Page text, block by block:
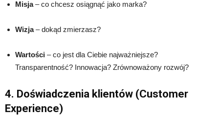
Misja– co chcesz osiągnąć jako marka?
Wizja– dokąd zmierzasz?
Wartości – co jest dla Ciebie najważniejsze?
Transparentność? Innowacja? Zrównoważony rozwój?
4. Doświadczenia klientów (Customer
Experience)